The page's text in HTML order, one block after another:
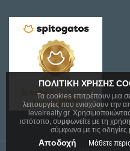
ΠΟΛΙΤΙΚΗ ΧΡΗΣΗΣ
Τα cookies επιτρέπουν μια
λειτουργίες που ενισχύουν την
levelrealty.gr.
ιστότοπο, συμφωνείτε με τη
σύμφωνα με τις οδηγίες
Αποδοχή Μάθετε